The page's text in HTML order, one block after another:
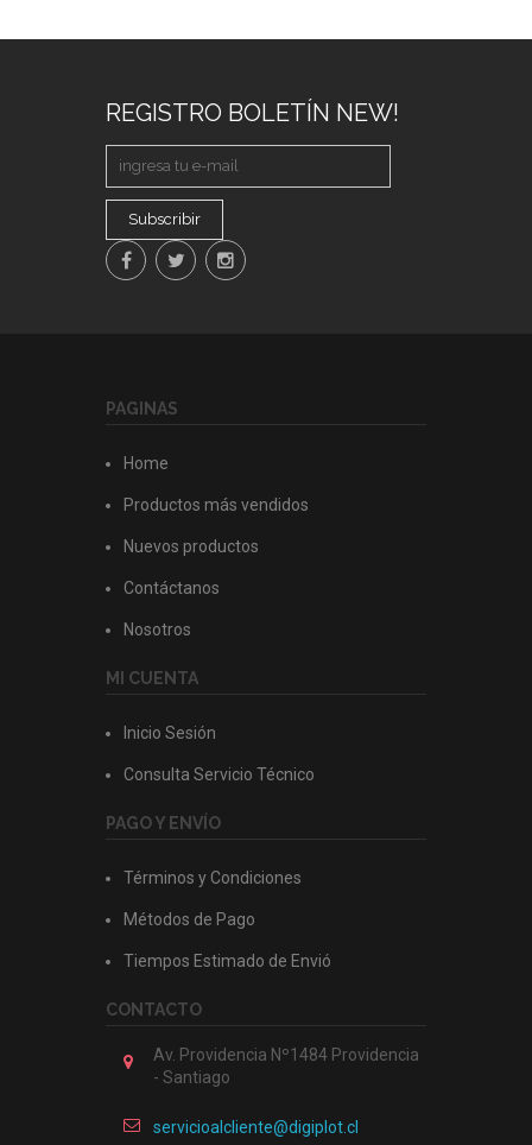
REGISTRO BOLETÍN NEW!
Subscribir
PAGINAS
Home
Productos más vendidos
Nuevos productos
Contáctanos
Nosotros
MI CUENTA
Inicio Sesión
Consulta Servicio Técnico
PAGO Y ENVÍO
Términos y Condiciones
Métodos de Pago
Tiempos Estimado de Envió
CONTACTO
Av. Providencia Nº1484 Providencia
- Santiago
servicioalcliente@digiplot.cl